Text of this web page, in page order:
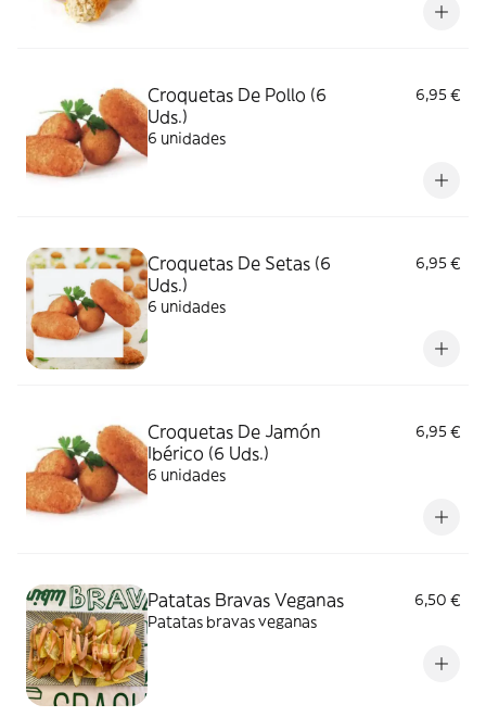
Croquetas De Pollo (6
Uds.)
6,95 €
6 unidades
Croquetas De Setas (6
Uds.)
6,95 €
6 unidades
Croquetas De Jamón
Ibérico (6 Uds.)
6,95 €
6 unidades
Patatas Bravas Veganas
6,50 €
Patatas bravas veganas